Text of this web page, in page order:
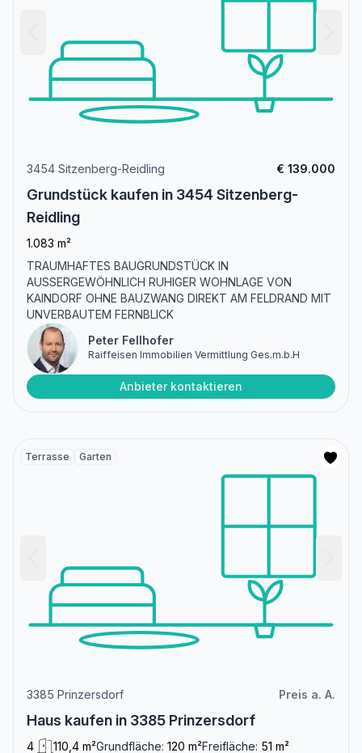
3454 Sitzenberg-Reidling € 139.000
Grundstück kaufen in 3454 Sitzenberg-
Reidling
1.083 m²
TRAUMHAFTES BAUGRUNDSTÜCK IN
AUSSERGEWÖHNLICH RUHIGER WOHNLAGE VON
KAINDORF OHNE BAUZWANG DIREKT AM FELDRAND MIT
UNVERBAUTEM FERNBLICK
Peter Fellhofer
Raiffeisen Immobilien Vermittlung Ges.m.b.H
Anbieter kontaktieren
Terrasse Garten
3385 Prinzersdorf Preis a. A.
Haus kaufen in 3385 Prinzersdorf
4 110,4 m²Grundfläche: 120 m²Freifläche: 51 m²